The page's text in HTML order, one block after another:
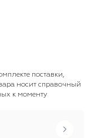
поставки,
носит справочный
к моменту